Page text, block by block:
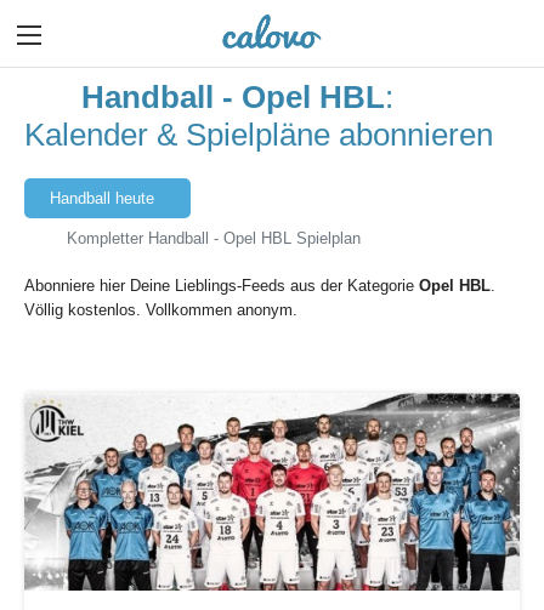
Handball - Opel HBL:
Kalender & Spielpläne abonnieren
Handball heute
Kompletter Handball - Opel HBL Spielplan
Abonniere hier Deine Lieblings-Feeds aus der Kategorie Opel HBL
Völlig kostenlos. Vollkommen anonym.